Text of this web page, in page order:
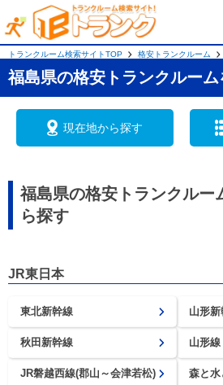
トランクルーム検索サイトTOP 格安トランクルーム
福島県の格安トランクルー
現在地から探す
福島県の格安トランクルー
ら探す
JR東日本
東北新幹線 山形新
秋田新幹線 山形線
JR磐越西線(郡山～会津若松) 森と水